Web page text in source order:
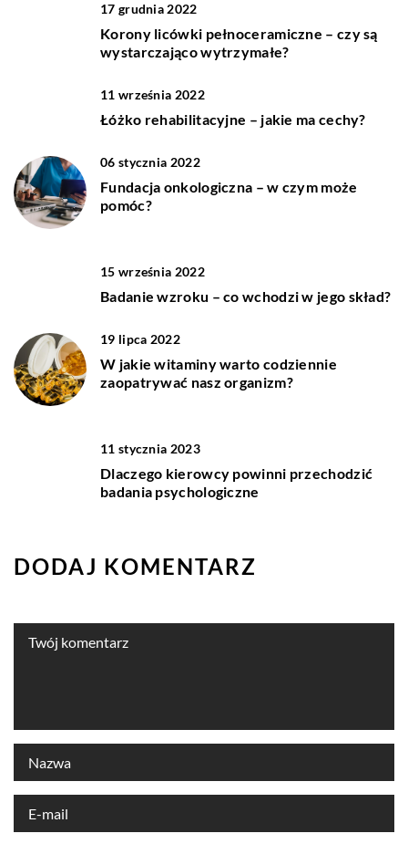
17 grudnia 2022
Korony licówki pełnoceramiczne – czy są
wystarczająco wytrzymałe?
11 września 2022
Łóżko rehabilitacyjne – jakie ma cechy?
06 stycznia 2022
Fundacja onkologiczna – w czym może
pomóc?
15 września 2022
Badanie wzroku – co wchodzi w jego skład?
19 lipca 2022
W jakie witaminy warto codziennie
zaopatrywać nasz organizm?
11 stycznia 2023
Dlaczego kierowcy powinni przechodzić
badania psychologiczne
DODAJ KOMENTARZ